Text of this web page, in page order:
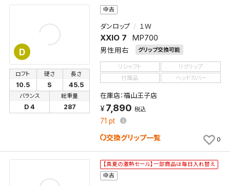
D
中古
ダンロップ １Ｗ
XXIO 7 MP700
男性用右 グリップ交換可能
ロフト
10.5
硬さ
S
長さ
45.5
バランス
D 4
総重量
287
リシャフト
リグリップ
付属品
ヘッドカバー
在庫店：福山王子店
7,890 税込
71 pt
交換グリップ一覧 0
【真夏の激熱セール】一部商品は毎日入れ替え
中古